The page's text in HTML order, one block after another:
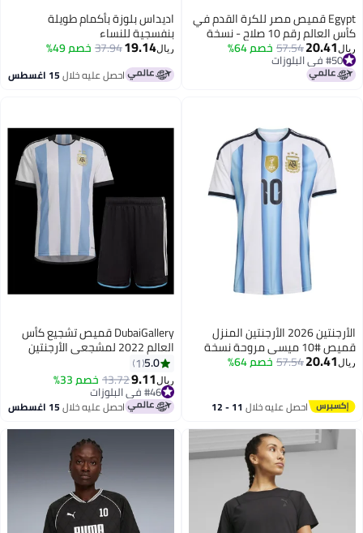
2
Egypt قميص مصر للكرة القدم في
كأس العالم رقم 10 صلاح - نسخة
المشجعين
ريال20.41
57.54خصم 64%
#50 في البلوزات
#50 في البلوزات
اديداس بلوزة بأكمام طويلة
بنفسجية للنساء
ريال19.14
37.94خصم 49%
احصل عليه خلال15 اغسطس
الأرجنتين 2026 الأرجنتين المنزل
قميص #10 ميسي مروحة نسخة
كرة القدم هدية للمشجعين
ريال20.41
57.54خصم 64%
احصل عليه خلال 11 - 12
DubaiGallery قميص تشجيع كأس
العالم 2022 لمشجعي الأرجنتين
بدلة كرة قدم للآباء والأطفال
5.0
1
ريال9.11
13.72خصم 33%
#46 في البلوزات
#46 في البلوزات احصل عليه خلال15 اغسطس